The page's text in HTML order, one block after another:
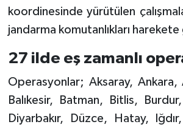
koordinesinde yürütülen
jandarma komutanlıkları
27 ilde eş zamanlı
Operasyonlar; Aksaray,
Balıkesir, Batman, Bitlis,
Diyarbakır, Düzce, Hatay,